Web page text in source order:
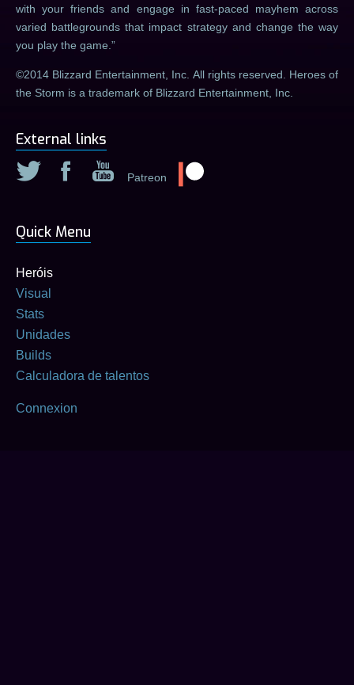
with your friends and engage in fast-paced mayhem across
varied battlegrounds that impact strategy and change the way
you play the game.
©2014 Blizzard Entertainment, Inc. All rights reserved. Heroes of
the Storm is a trademark of Blizzard Entertainment, Inc.
External links
Patreon
Quick Menu
Heróis
Visual
Stats
Unidades
Builds
Calculadora de talentos
Connexion